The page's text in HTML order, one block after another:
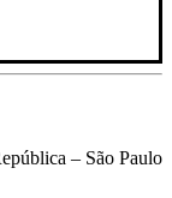
– São Paulo